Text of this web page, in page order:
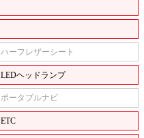
ハーフレザーシート
LEDヘッドランプ
ポータブルナビ
ETC